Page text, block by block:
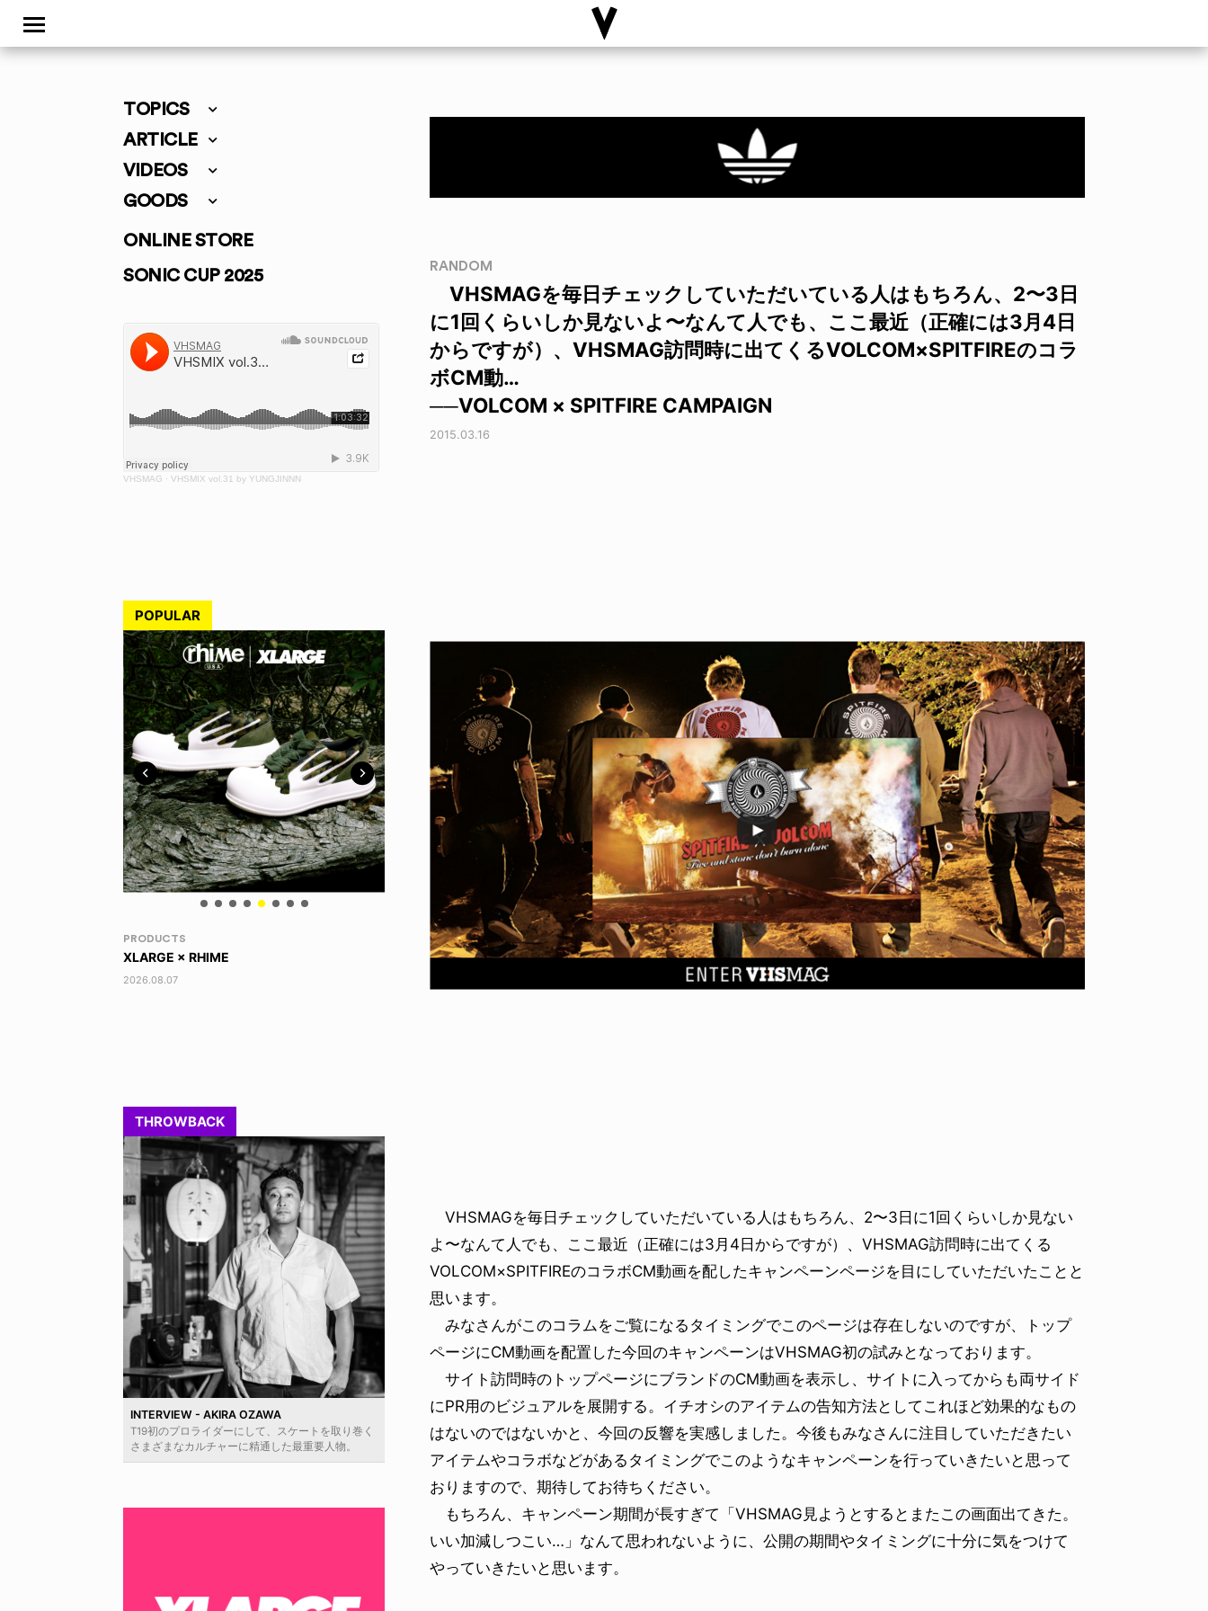
TOPICS
ARTICLE
VIDEOS
GOODS
ONLINE STORE
SONIC CUP 2025
VHSMAG · VHSMIX vol.31 by YUNGJINNN
POPULAR
RANDOM
DINOSAUR JR.
2026.08.06
VOICE OF FREEDOM
TONY ALVA (ENGLISH)
VOICE OF FREEDOM
AKIRA OZAWA / 尾澤 彰
2021.09.02
ID
IZURU NAGAHARA / 永原依弦
THROWBACK
INTERVIEW - AKIRA OZAWA
T19初のプロライダーにして、スケートを取り巻く
さまざまなカルチャーに精通した最重要人物。
RANDOM
VHSMAGを毎日チェックしていただいている人はもちろん、2〜3日
に1回くらいしか見ないよ〜なんて人でも、ここ最近（正確には3月4日
からですが）、VHSMAG訪問時に出てくるVOLCOM×SPITFIREのコラ
ボCM動…
──VOLCOM × SPITFIRE CAMPAIGN
2015.03.16
VHSMAGを毎日チェックしていただいている人はもちろん、2〜3日に1回くらいしか見ない
よ〜なんて人でも、ここ最近（正確には3月4日からですが）、VHSMAG訪問時に出てくる
VOLCOM×SPITFIREのコラボCM動画を配したキャンペーンページを目にしていただいたことと
思います。
みなさんがこのコラムをご覧になるタイミングでこのページは存在しないのですが、トップ
ページにCM動画を配置した今回のキャンペーンはVHSMAG初の試みとなっております。
サイト訪問時のトップページにブランドのCM動画を表示し、サイトに入ってからも両サイド
にPR用のビジュアルを展開する。イチオシのアイテムの告知方法としてこれほど効果的なもの
はないのではないかと、今回の反響を実感しました。今後もみなさんに注目していただきたい
アイテムやコラボなどがあるタイミングでこのようなキャンペーンを行っていきたいと思って
おりますので、期待してお待ちください。
もちろん、キャンペーン期間が長すぎて「VHSMAG見ようとするとまたこの画面出てきた。
いい加減しつこい…」なんて思われないように、公開の期間やタイミングに十分に気をつけて
やっていきたいと思います。